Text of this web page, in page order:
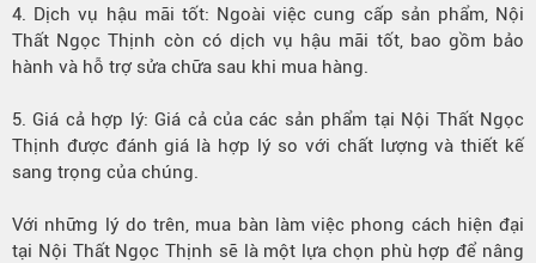
4. Dịch vụ hậu mãi tốt: Ngoài việc cung cấp sản phẩm, Nội
Thất Ngọc Thịnh còn có dịch vụ hậu mãi tốt, bao gồm bảo
hành và hỗ trợ sửa chữa sau khi mua hàng.
5. Giá cả hợp lý: Giá cả của các sản phẩm tại Nội Thất Ngọc
Thịnh được đánh giá là hợp lý so với chất lượng và thiết kế
sang trọng của chúng.
Với những lý do trên, mua bàn làm việc phong cách hiện đại
tại Nội Thất Ngọc Thịnh sẽ là một lựa chọn phù hợp để nâng